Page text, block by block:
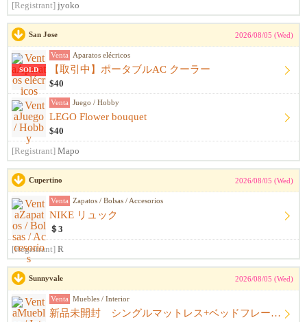
[Registrant] jyoko
San Jose 2026/08/05 (Wed)
SOLD
Venta Aparatos elécricos
【取引中】ポータブルAC クーラー
$40
Venta Juego / Hobby
LEGO Flower bouquet
$40
[Registrant] Mapo
Cupertino 2026/08/05 (Wed)
Venta Zapatos / Bolsas / Accesorios
NIKE リュック
＄3
[Registrant] R
Sunnyvale 2026/08/05 (Wed)
Venta Muebles / Interior
新品未開封 シングルマットレス+ベッドフレーム+シーツ